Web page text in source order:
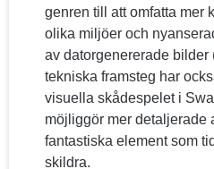
genren till att omfatta mer
olika miljöer och
av datorgenererade bilder
tekniska framsteg har
visuella skådespelet i
möjliggör mer detaljerade
fantastiska element som
skildra.